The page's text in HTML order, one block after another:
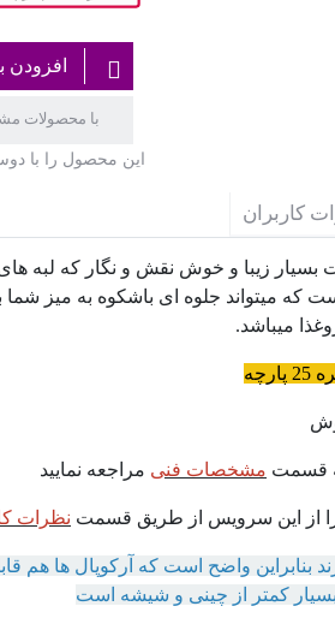
افزودن
با محصولات
این محصول را با
کاربران
زیبا و خوش نقش و نگار که لبه
که میتواند جلوه ای باشکوه به میز شما
میباشد.
قسمت مشخصات فنی مراجعه نمایید
از این سرویس از طریق قسمت نظرات
بنابراین واضح است که آرکوپال ها
کمتر از چینی و شیشه است